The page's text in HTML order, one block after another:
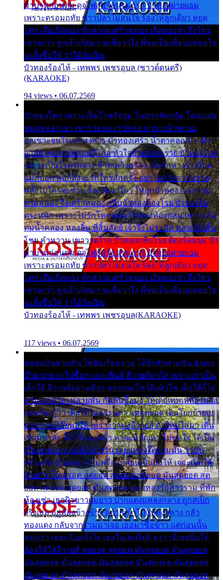
มาบานก่อนตูม ดุจไฟสุมร้อนรุมอุรา บัวทองผ่ายผอม
เพราะตรอมฤทัย ข้าวปลาไม่สนใจ ร้องไห้ลูกเดียว หยุด
โศก เสียเถิดทอง พักความเศร้าหมอง เถิดทองจ๋า ถึงใคร
เขาจะว่า ลูกเจ้าเกิดมา จะชื่อว่าไง พี่ขอเป็นเพื่อนปลอบใจ
จะตั้งชื่อให้ ว่าไอ้บังเอิญ
บัวทองร้องไห้ - เทพพร เพชรอุบล (ซาวด์ดนตรี)
(KARAOKE)
94 views • 06.07.2569
บัวทองโศก เพราะเป็นโรครักรุม ในอกกลัดกลุ้ม โดนแฟน
หนุ่มหลอกเอา เขารวย และรูปหล่อ มาพะเน้าพะนอ
ออเซาะจนใจเบา สงสาร บัวทองเศร้า น้ำตาคลอเบ้า เฝ้า
อาลัย หนุ่มรูปหล่อหนีไกล หัวใจบัวทองระรวย บัวทองโศก
เพราะเป็นโรครักจาง ชีวิตเคว้งคว้าง เมื่อรักห่างร้างไกล
แม่ก็บอก พ่อก็สั่งจะรักใครสักครั้ง อย่าไปหวังความรวย
พลั้งไปใครจะช่วย ซื้อเปลมาไกว ให้ลูกบัวทอง เวรกรรม
ตามสนอง จึงเศร้าหมอง กลีบบัวทองต้องโรย บัวทองไม่
ตระหนัก เพราะไม่รักโคลนตม บัวทองท้องกลม เพราะลืม
ตมน้ำคลอง หลงลิ้น ที่สิ้นสัตย์ เจ้าจึงไม่ระมัด หลงกลิ่นลิ้น
โชย คำหวาน เขาวาดโรย บัวทองกลีบโรย ต้องร้อนรุม บัว
มาบานก่อนตูม ดุจไฟสุมร้อนรุมอุรา บัวทองผ่ายผอม
เพราะตรอมฤทัย ข้าวปลาไม่สนใจ ร้องไห้ลูกเดียว หยุด
โศก เสียเถิดทอง พักความเศร้าหมอง เถิดทองจ๋า ถึงใคร
เขาจะว่า ลูกเจ้าเกิดมา จะชื่อว่าไง พี่ขอเป็นเพื่อนปลอบใจ
จะตั้งชื่อให้ ว่าไอ้บังเอิญ
บัวทองร้องไห้ - เทพพร เพชรอุบล(KARAOKE)
117 views • 06.07.2569
พ่อส่งเงินสามพัน ให้ฉันเรียนราม ได้อีกสักสามพัน ฉันคง
บ๊าย บาย จะไปซื้อกางเกงยีนส์ ลีวายส์มาใส่ เพราะเราเป็น
เด็กใต้ ลีวายส์อย่างเดียว อยากจะโชว์ถึงหิวโซ เด็กใต้ก็ไม่
หวั่น ตกตัวละหลายพัน กัดฟันซื้อมา ให้เด็กเทพเหลียวมอง
และต้องรู้ว่า เด็กใต้ไม่ธรรมดา แต่สุดยอด เดินโยกย้ายเย
ยวน กวนโอ๊ยพอได้ เพราะว่านุ่งลีวายส์ ตัวใหม่ใส่มา เดิน
เข้ามหาลัย จิ๊กโก๊มองหน้า ท่าจะมีปัญหา ไม่พอใจ ได้เป็น
เรื่องแน่นอน แต่ฉันไม่หวั่น เลยแหลงใต้ถามมัน ว่ามัน
พรั่นพรือ มันตอบว่าไม่พรื่อ เปลี่ยนเป็นยิ้มให้ เจอะเด็กใต้
ด้วยกัน ก็เลยรอด สุดยอด สุดยอด สุดยอด มันสุดยอด สุด
ยอด สุดยอด สุดยอด มันสุดยอด แอบหลงรักสาวราม ที่พัก
ห้องเช่า เธอผิวขาวผมยาว ปากแดงแหลงกลาง ถูกสเป็ก
จริงเธอ อยู่ห้องข้างข้าง อยากเข้าไปแหลงกลาง กลัว
ทองแดง กลับจากรามมาเจอ เธอมาซื้อข้าว แต่ก่อนนั้น
สองเรา เจอะกันครั้งใด เธอไม่เคยไยดี คราวนี้เธอยิ้มให้
ต้องให้ใส่ลีวายส์ สุดยอด สุดยอด มันสุดยอด มันสุดยอด
มันสุดยอด มันสุดยอด มันสุดยอด มันสุดยอด มันสุดยอด
มันสุดยอด มันสุดยอด มันสุดยอด มันสุดยอด มันสุดยอด